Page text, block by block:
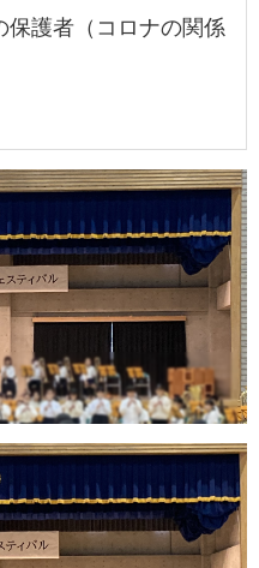
保護者（コロナの関係